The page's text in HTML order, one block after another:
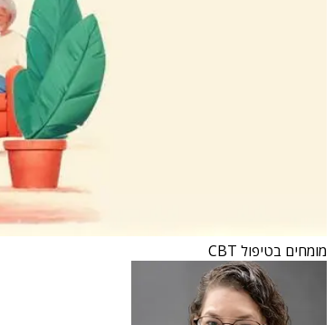
מומחים בטיפול CBT